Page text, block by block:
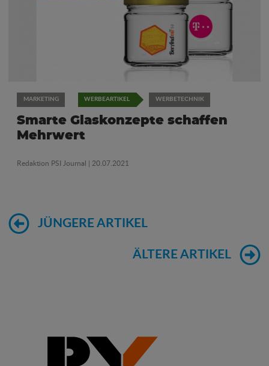
MARKETING WERBEARTIKEL WERBETECHNIK
Smarte Glaskonzepte schaffen
Mehrwert
Redaktion PSI Journal | 20.07.2021
JÜNGERE ARTIKEL
ÄLTERE ARTIKEL